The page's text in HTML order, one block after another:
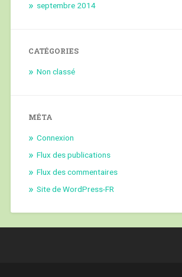
septembre 2014
CATÉGORIES
Non classé
MÉTA
Connexion
Flux des publications
Flux des commentaires
Site de WordPress-FR